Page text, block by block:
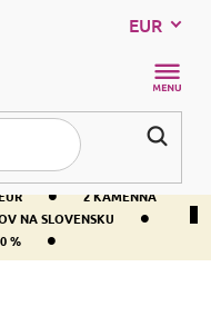
•
2 KAMENNÁ
NA SLOVENSKU
•
% •
EUR